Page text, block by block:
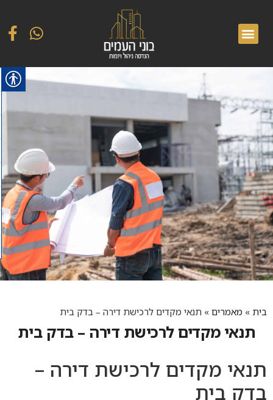
בית » מאמרים » תנאי מקדים לרכישת דירה – בדק בית
תנאי מקדים לרכישת דירה – בדק בית
תנאי מקדים לרכישת דירה –
בדק בית